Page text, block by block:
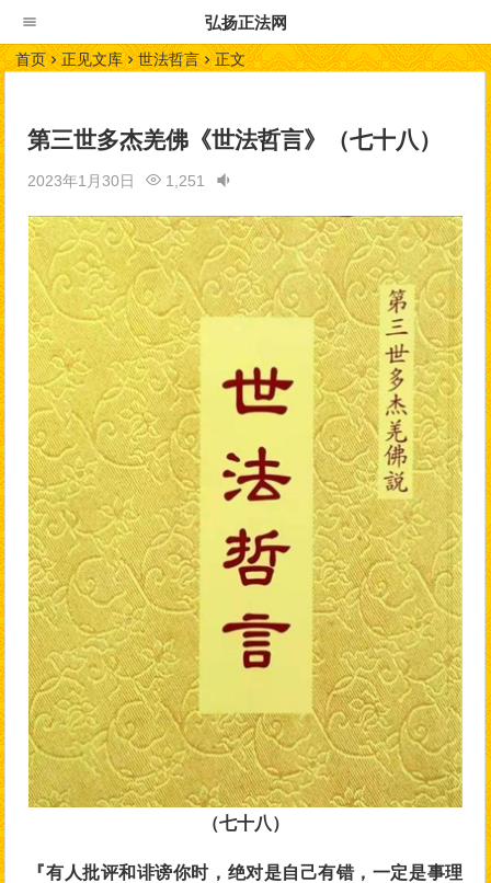
弘扬正法网
首页 正见文库 世法哲言 正文
第三世多杰羌佛《世法哲言》（七十八）
2023年1月30日 1,251
（七十八）
『有人批评和诽谤你时，绝对是自己有错，一定是事理